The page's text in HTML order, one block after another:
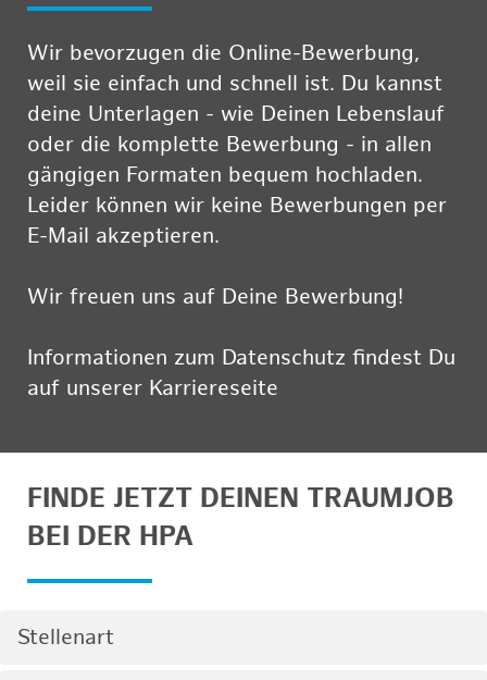
Wir bevorzugen die Online-Bewerbung,
weil sie einfach und schnell ist. Du kannst
deine Unterlagen - wie Deinen Lebenslauf
oder die komplette Bewerbung - in allen
gängigen Formaten bequem hochladen.
Leider können wir keine Bewerbungen per
E-Mail akzeptieren.
Wir freuen uns auf Deine Bewerbung!
Informationen zum Datenschutz findest Du
auf unserer Karriereseite
FINDE JETZT DEINEN TRAUMJOB
BEI DER HPA
Stellenart